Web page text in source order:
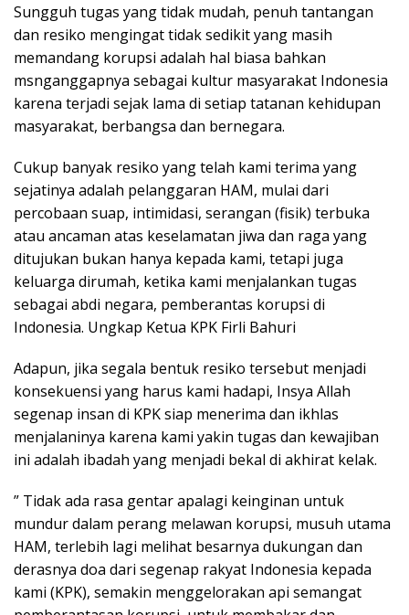
Sungguh tugas yang tidak mudah, penuh tantangan
dan resiko mengingat tidak sedikit yang masih
memandang korupsi adalah hal biasa bahkan
msnganggapnya sebagai kultur masyarakat Indonesia
karena terjadi sejak lama di setiap tatanan kehidupan
masyarakat, berbangsa dan bernegara.
Cukup banyak resiko yang telah kami terima yang
sejatinya adalah pelanggaran HAM, mulai dari
percobaan suap, intimidasi, serangan (fisik) terbuka
atau ancaman atas keselamatan jiwa dan raga yang
ditujukan bukan hanya kepada kami, tetapi juga
keluarga dirumah, ketika kami menjalankan tugas
sebagai abdi negara, pemberantas korupsi di
Indonesia. Ungkap Ketua KPK Firli Bahuri
Adapun, jika segala bentuk resiko tersebut menjadi
konsekuensi yang harus kami hadapi, Insya Allah
segenap insan di KPK siap menerima dan ikhlas
menjalaninya karena kami yakin tugas dan kewajiban
ini adalah ibadah yang menjadi bekal di akhirat kelak.
” Tidak ada rasa gentar apalagi keinginan untuk
mundur dalam perang melawan korupsi, musuh utama
HAM, terlebih lagi melihat besarnya dukungan dan
derasnya doa dari segenap rakyat Indonesia kepada
kami (KPK), semakin menggelorakan api semangat